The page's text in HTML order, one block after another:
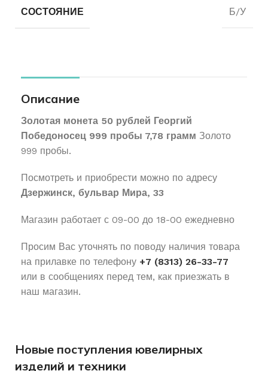
СОСТОЯНИЕ Б/У
Описание
Золотая монета 50 рублей Георгий
Победоносец 999 пробы 7,78 грамм Золото
999 пробы.
Посмотреть и приобрести можно по адресу
Дзержинск, бульвар Мира, 33
Магазин работает с 09-00 до 18-00 ежедневно
Просим Вас уточнять по поводу наличия товара
на прилавке по телефону +7 (8313) 26-33-77
или в сообщениях перед тем, как приезжать в
наш магазин.
Новые поступления ювелирных
изделий и техники